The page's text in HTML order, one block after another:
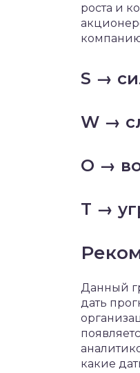
роста и
S →
W →
O →
T →
Данный
дать
какие